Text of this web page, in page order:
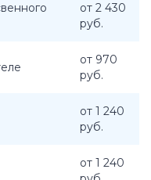
от 2 430
руб.
от 970
руб.
от 1 240
руб.
от 1 240